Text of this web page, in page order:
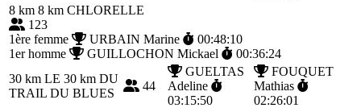
8 km 8 km CHLORELLE
123
1ère femme
URBAIN Marine
00:48:10
1er homme
GUILLOCHON Mickael
00:36:24
30 km LE 30 km DU
TRAIL DU BLUES
44
GUELTAS
Adeline
03:15:50
FOUQUET
Mathias
02:26:01